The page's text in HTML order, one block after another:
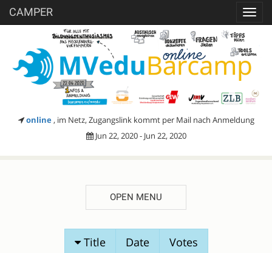
CAMPER
online , im Netz, Zugangslink kommt per Mail nach Anmeldung
Jun 22, 2020 - Jun 22, 2020
OPEN MENU
Title Date Votes